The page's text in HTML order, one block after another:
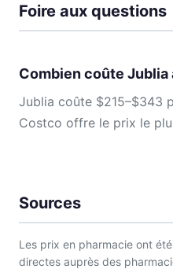
Foire aux questions
Combien coûte Jublia
Jublia coûte $215–$343
Costco offre le prix le
Sources
Les prix en pharmacie ont
directes auprès des